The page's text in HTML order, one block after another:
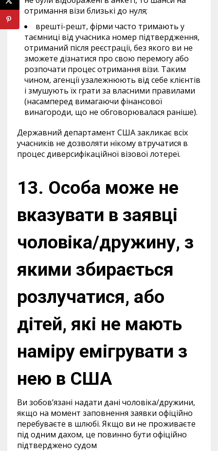
отримання візи близькі до нуля;
врешті-решт, фірми часто тримають у
таємниці від учасника номер підтвердження,
отриманий після реєстрації, без якого ви не
зможете дізнатися про свою перемогу або
розпочати процес отримання візи. Таким
чином, агенції узалежнюють від себе клієнтів
і змушують їх грати за власними правилами
(насамперед вимагаючи фінансової
винагороди, що не обговорювалася раніше).
Державний департамент США закликає всіх
учасників не дозволяти нікому втручатися в
процес диверсифікаційної візової лотереї.
13. Особа може не
вказувати в заявці
чоловіка/дружину, з
якими збирається
розлучатися, або
дітей, які не мають
наміру емігрувати з
нею в США
Ви зобов’язані надати дані чоловіка/дружини,
якщо на момент заповнення заявки офіційно
перебуваєте в шлюбі. Якщо ви не проживаєте
під одним дахом, це повинно бути офіційно
підтверджено судом